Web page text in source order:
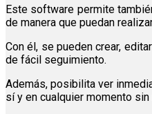
Este software permite
de manera que puedan
Con él, se pueden crear,
de fácil seguimiento.
Además, posibilita ver
sí y en cualquier momento